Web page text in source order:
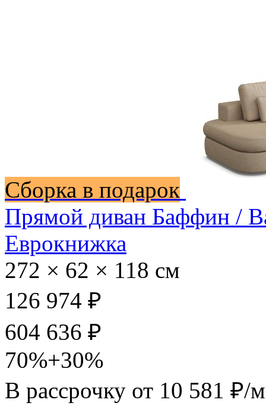
Сборка в подарок
Прямой диван Баффин /
Еврокнижка
272 × 62 × 118 см
126 974 ₽
604 636 ₽
70%+30%
В рассрочку от 10 581 ₽/